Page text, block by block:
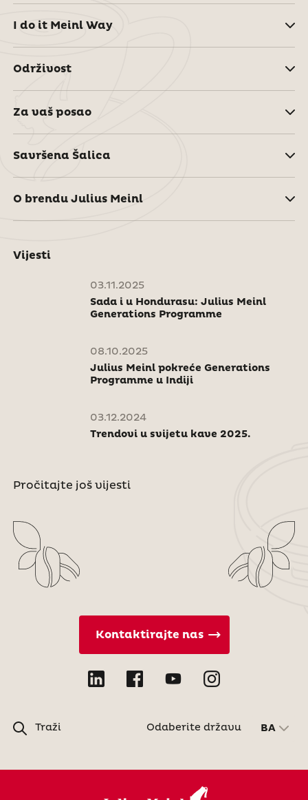
I do it Meinl Way
Održivost
Za vaš posao
Savršena Šalica
O brendu Julius Meinl
Vijesti
03.11.2025
Sada i u Hondurasu: Julius Meinl
Generations Programme
08.10.2025
Julius Meinl pokreće Generations
Programme u Indiji
03.12.2024
Trendovi u svijetu kave 2025.
Pročitajte još vijesti
Traži
Kontaktirajte nas
Odaberite državu BA